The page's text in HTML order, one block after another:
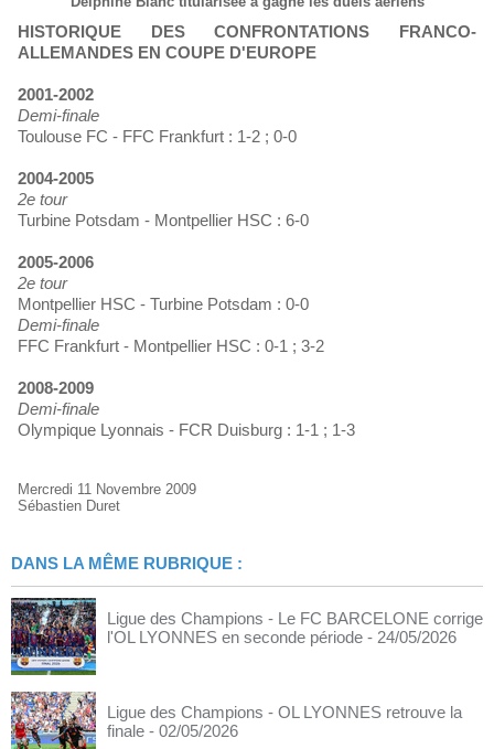
HISTORIQUE DES CONFRONTATIONS FRANCO-
ALLEMANDES EN COUPE D'EUROPE
2001-2002
Demi-finale
Toulouse FC - FFC Frankfurt : 1-2 ; 0-0
2004-2005
2e tour
Turbine Potsdam - Montpellier HSC : 6-0
2005-2006
2e tour
Montpellier HSC - Turbine Potsdam : 0-0
Demi-finale
FFC Frankfurt - Montpellier HSC : 0-1 ; 3-2
2008-2009
Demi-finale
Olympique Lyonnais - FCR Duisburg : 1-1 ; 1-3
Mercredi 11 Novembre 2009
Sébastien Duret
DANS LA MÊME RUBRIQUE :
Ligue des Champions - Le FC BARCELONE corrige
l'OL LYONNES en seconde période - 24/05/2026
Ligue des Champions - OL LYONNES retrouve la
finale - 02/05/2026